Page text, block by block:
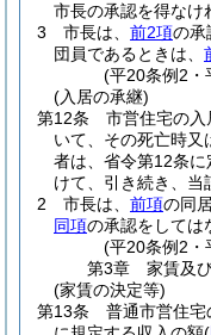
市長の承認を得なけ
3
市長は、 前2項の承
団員であるときは、
(平20条例2・
(入居の承継)
第12条
市営住宅の
いて、その死亡時又
者は、省令第12条
けて、引き続き、当
2
市長は、 前項の同
同項の承認をしては
(平20条例2・
第3章
家賃及
(家賃の決定等)
第13条
普通市営住宅